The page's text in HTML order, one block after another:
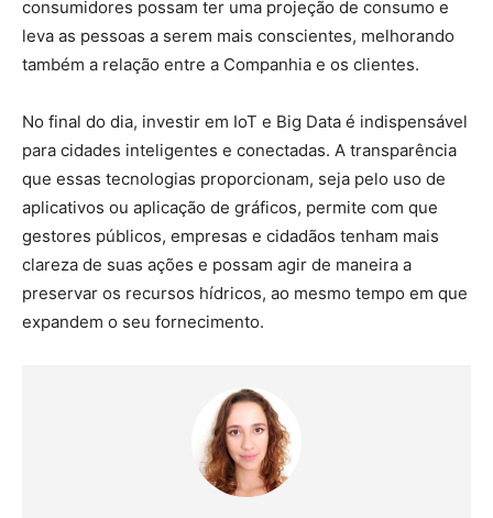
consumidores possam ter uma projeção de consumo e
leva as pessoas a serem mais conscientes, melhorando
também a relação entre a Companhia e os clientes.
No final do dia, investir em IoT e Big Data é indispensável
para cidades inteligentes e conectadas. A transparência
que essas tecnologias proporcionam, seja pelo uso de
aplicativos ou aplicação de gráficos, permite com que
gestores públicos, empresas e cidadãos tenham mais
clareza de suas ações e possam agir de maneira a
preservar os recursos hídricos, ao mesmo tempo em que
expandem o seu fornecimento.